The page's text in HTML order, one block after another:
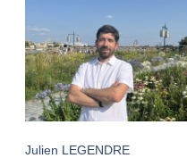
Julien LEGENDRE